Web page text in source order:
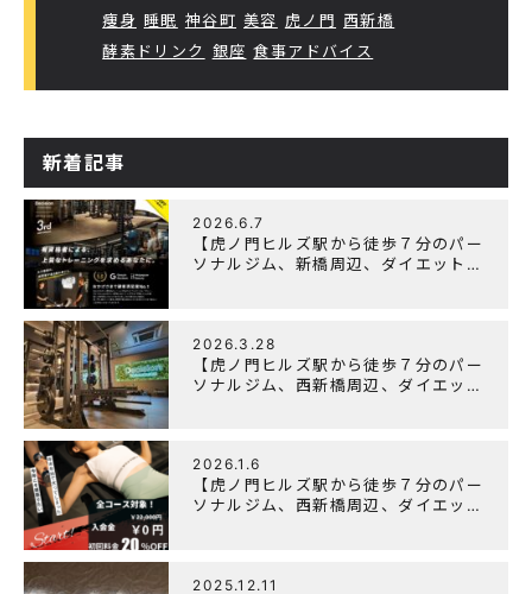
痩身 睡眠 神谷町 美容 虎ノ門 西新橋
酵素ドリンク 銀座 食事アドバイス
新着記事
2026.6.7
【虎ノ門ヒルズ駅から徒歩７分のパー
ソナルジム、新橋周辺、ダイエットに
2026.3.28
【虎ノ門ヒルズ駅から徒歩７分のパー
ソナルジム、西新橋周辺、ダイエット
2026.1.6
【虎ノ門ヒルズ駅から徒歩７分のパー
ソナルジム、西新橋周辺、ダイエット
2025.12.11